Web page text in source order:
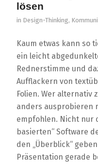
lösen
in Design-Thinking,
Kaum etwas kann so
ein leicht
Rednerstimme und
Aufflackern von
Folien. Wer alternativ
anders ausprobieren
empfohlen. Nicht nur
basierten“ Software
den „Überblick“
Präsentation gerade